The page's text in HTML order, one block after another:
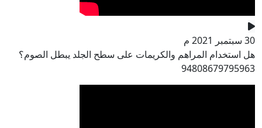
30 سبتمبر 2021 م
هل استخدام المراهم والكريمات على سطح الجلد يبطل الصوم؟
94808679795963